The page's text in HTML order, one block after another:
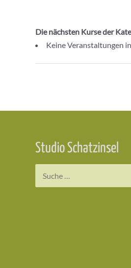
Die nächsten Kurse der
Keine Veranstaltungen
Studio Schatzinsel